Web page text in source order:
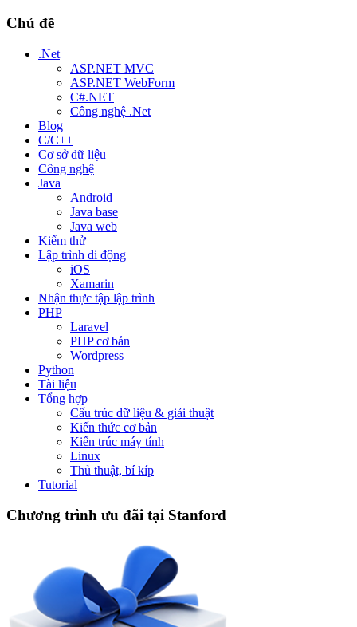
Chủ đề
.Net
ASP.NET MVC
ASP.NET WebForm
C#.NET
Công nghệ .Net
Blog
C/C++
Cơ sở dữ liệu
Công nghệ
Java
Android
Java base
Java web
Kiểm thử
Lập trình di động
iOS
Xamarin
Nhận thực tập lập trình
PHP
Laravel
PHP cơ bản
Wordpress
Python
Tài liệu
Tổng hợp
Cấu trúc dữ liệu & giải thuật
Kiến thức cơ bản
Kiến trúc máy tính
Linux
Thủ thuật, bí kíp
Tutorial
Chương trình ưu đãi tại Stanford